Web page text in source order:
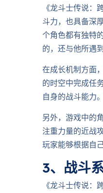
《龙斗士传说
斗力，也具备深
个角色都有独特
的，还与他所遇
在成长机制方面
的时空中完成任
自身的战斗能力
另外，游戏中的
注重力量的近战
玩家能够根据自
3、战斗
《龙斗士传说